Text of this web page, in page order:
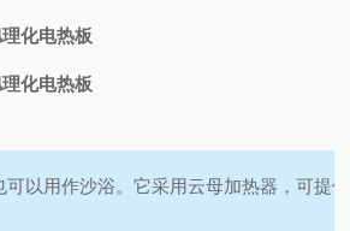
化电热板
化电热板
可以用作沙浴。它采用云母加热器，可提供